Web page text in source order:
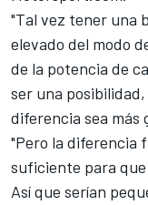
"Tal vez tener una
elevado del modo
de la potencia de
ser una
diferencia sea más
"Pero la diferencia
suficiente para
Así que serían